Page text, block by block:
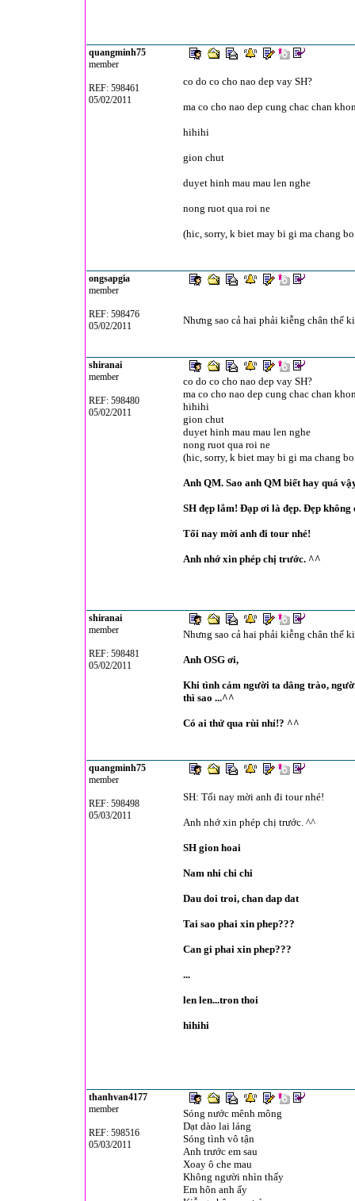
quangminh75
member
REF: 598461
05/02/2011
co do co cho nao dep vay SH?
ma co cho nao dep cung chac chan
hihihi
gion chut
duyet hinh mau mau len nghe
nong ruot qua roi ne
(hic, sorry, k biet may bi gi ma chang
ongsapgia
member
REF: 598476
05/02/2011
Nhưng sao cả hai phải kiễng chân thế
shiranai
member
REF: 598480
05/02/2011
co do co cho nao dep vay SH?
ma co cho nao dep cung chac chan
hihihi
gion chut
duyet hinh mau mau len nghe
nong ruot qua roi ne
(hic, sorry, k biet may bi gi ma chang
Anh QM. Sao anh QM biết hay quá
SH đẹp lắm! Đạp ơi là đẹp. Đẹp
Tối nay mời anh đi tour nhé!
Anh nhớ xin phép chị trước. ^^
shiranai
member
REF: 598481
05/02/2011
Nhưng sao cả hai phải kiễng chân thế
Anh OSG ơi,
Khi tình cảm người ta dâng trào,
thì sao ...^^
Có ai thử qua rùi nhỉ!? ^^
quangminh75
member
REF: 598498
05/03/2011
SH: Tối nay mời anh đi tour nhé!
Anh nhớ xin phép chị trước. ^^
SH gion hoai
Nam nhi chi chi
Dau doi troi, chan dap dat
Tai sao phai xin phep???
Can gi phai xin phep???
...
len len...tron thoi
hihihi
thanhvan4177
member
REF: 598516
05/03/2011
Sóng nước mênh mông
Dạt dào lai láng
Sóng tình vô tận
Anh trước em sau
Xoay ô che mau
Không người nhìn thấy
Em hôn anh ấy